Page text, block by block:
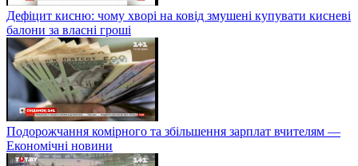
Дефіцит кисню: чому хворі на ковід змушені купувати кисневі
балони за власні гроші
Подорожчання комірного та збільшення зарплат вчителям —
Економічні новини